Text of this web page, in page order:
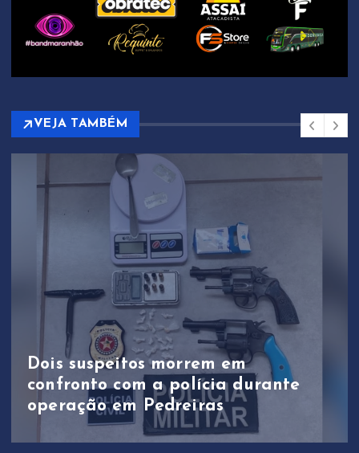
VEJA TAMBÉM
Band realiza debate entre
candidatos ao Governo do
Maranhão neste domingo (9)